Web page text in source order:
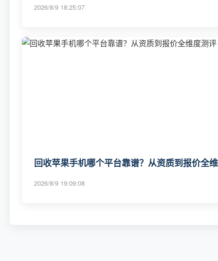
2026/8/9 18:25:07
回收苹果手机哪个平台靠谱？从资质到报价全
2026/8/9 19:09:08